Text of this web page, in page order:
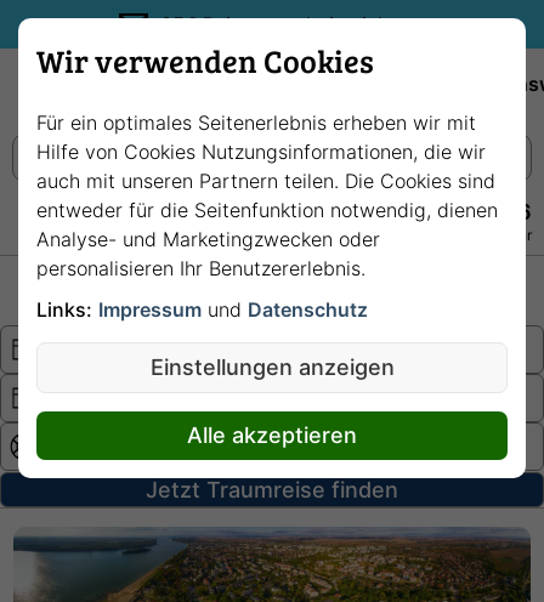
35€ Reisegutschein sichern.
+49 228 3875 7256
Persönlich · Kostenlos · Täglich 08–22 Uhr
Jetzt Traumreise finden
Wir verwenden Cookies
Für ein optimales Seitenerlebnis erheben wir mit
Hilfe von Cookies Nutzungsinformationen, die wir
auch mit unseren Partnern teilen. Die Cookies sind
entweder für die Seitenfunktion notwendig, dienen
Analyse- und Marketingzwecken oder
personalisieren Ihr Benutzererlebnis.
Links: Impressum und Datenschutz
Einstellungen anzeigen
Alle akzeptieren